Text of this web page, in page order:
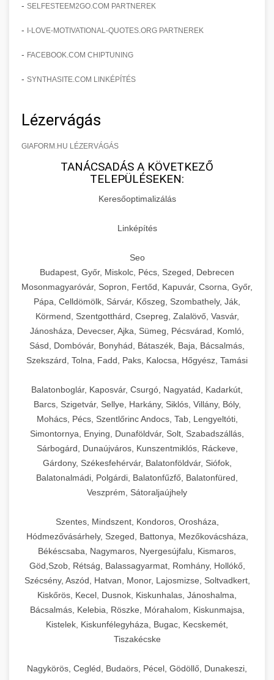
- SELFESTEEM2GO.COM PARTNEREK
- I-LOVE-MOTIVATIONAL-QUOTES.ORG PARTNEREK
- FACEBOOK.COM CHIPTUNING
- SYNTHASITE.COM LINKÉPÍTÉS
Lézervágás
GIAFORM.HU LÉZERVÁGÁS
TANÁCSADÁS A KÖVETKEZŐ
TELEPÜLÉSEKEN:
Keresőoptimalizálás
Linképítés
Seo
Budapest, Győr, Miskolc, Pécs, Szeged, Debrecen
Mosonmagyaróvár, Sopron, Fertőd, Kapuvár, Csorna, Győr,
Pápa, Celldömölk, Sárvár, Kőszeg, Szombathely, Ják,
Körmend, Szentgotthárd, Csepreg, Zalalövő, Vasvár,
Jánosháza, Devecser, Ajka, Sümeg, Pécsvárad, Komló,
Sásd, Dombóvár, Bonyhád, Bátaszék, Baja, Bácsalmás,
Szekszárd, Tolna, Fadd, Paks, Kalocsa, Hőgyész, Tamási
Balatonboglár, Kaposvár, Csurgó, Nagyatád, Kadarkút,
Barcs, Szigetvár, Sellye, Harkány, Siklós, Villány, Bóly,
Mohács, Pécs, Szentlőrinc Andocs, Tab, Lengyeltóti,
Simontornya, Enying, Dunaföldvár, Solt, Szabadszállás,
Sárbogárd, Dunaújváros, Kunszentmiklós, Ráckeve,
Gárdony, Székesfehérvár, Balatonföldvár, Siófok,
Balatonalmádi, Polgárdi, Balatonfűzfő, Balatonfüred,
Veszprém, Sátoraljaújhely
Szentes, Mindszent, Kondoros, Orosháza,
Hódmezővásárhely, Szeged, Battonya, Mezőkovácsháza,
Békéscsaba, Nagymaros, Nyergesújfalu, Kismaros,
Göd,Szob, Rétság, Balassagyarmat, Romhány, Hollókő,
Szécsény, Aszód, Hatvan, Monor, Lajosmizse, Soltvadkert,
Kiskőrös, Kecel, Dusnok, Kiskunhalas, Jánoshalma,
Bácsalmás, Kelebia, Röszke, Mórahalom, Kiskunmajsa,
Kistelek, Kiskunfélegyháza, Bugac, Kecskemét,
Tiszakécske
Nagykörös, Cegléd, Budaörs, Pécel, Gödöllő, Dunakeszi,